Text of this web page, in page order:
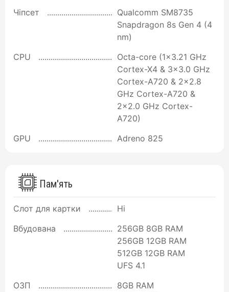
Чіпсет
Qualcomm SM8735
Snapdragon 8s Gen 4 (4
nm)
CPU
Octa-core (1x3.21 GHz
Cortex-X4 & 3x3.0 GHz
Cortex-A720 & 2x2.8
GHz Cortex-A720 &
2x2.0 GHz Cortex-
A720)
GPU
Adreno 825
Пам'ять
Слот для картки
Ні
Вбудована
256GB 8GB RAM
256GB 12GB RAM
512GB 12GB RAM
UFS 4.1
ОЗП
8GB RAM